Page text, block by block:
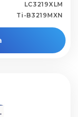
LC3219XLM
Ti-B3219MXN